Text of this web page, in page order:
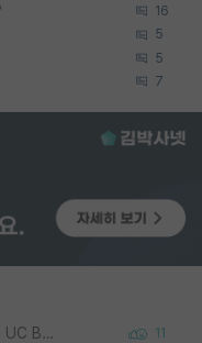
16
5
5
7
Korea University 수학, 컴퓨터과학 이학사, UC Berkeley 산업공학 대학원 공학박사가 되는 것은 쉽지 않겠죠? 11